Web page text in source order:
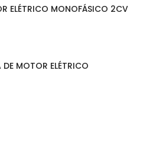
ELÉTRICO MONOFÁSICO 2CV
DE MOTOR ELÉTRICO